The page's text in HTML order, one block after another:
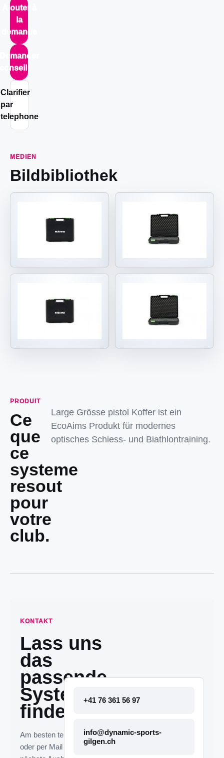
Ajouter à
la
demande
Clarifier
par
telephone
MEDIEN
Bildbibliothek
PRODUIT
Ce
que
ce
systeme
resout
pour
votre
club.
Large Grösse pistol Koffer ist ein
EcoAims Produkt für modernes
optisches Schiess- und Biathlontraining.
KONTAKT
Lass uns
das
passende
System
finden.
Am besten telefonisch
oder per Mail melden. Die
+41 76 361 56 97
info@dynamic-sports-
gilgen.ch